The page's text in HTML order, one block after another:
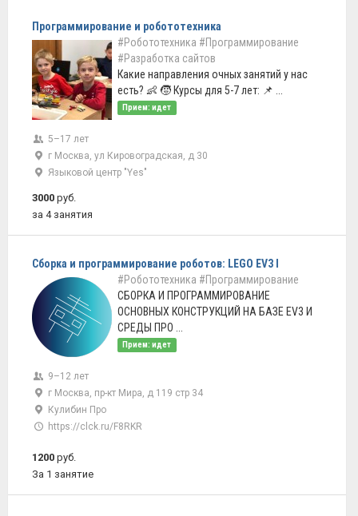
Программирование и робототехника
#Робототехника #Программирование
#Разработка сайтов
Какие направления очных занятий у нас
есть? 👶 🧒 Курсы для 5-7 лет: 📌 ...
Прием: идет
5–17 лет
г Москва, ул Кировоградская, д 30
Языковой центр "Yes"
3000 руб.
за 4 занятия
Сборка и программирование роботов: LEGO EV3 I
#Робототехника #Программирование
СБОРКА И ПРОГРАММИРОВАНИЕ
ОСНОВНЫХ КОНСТРУКЦИЙ НА БАЗЕ EV3 И
СРЕДЫ ПРО ...
Прием: идет
9–12 лет
г Москва, пр-кт Мира, д 119 стр 34
Кулибин Про
https://clck.ru/F8RKR
1200 руб.
За 1 занятие